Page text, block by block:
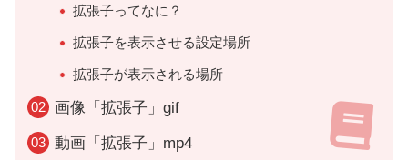
拡張子ってなに？
拡張子を表示させる設定場所
拡張子が表示される場所
画像「拡張子」gif
動画「拡張子」mp4